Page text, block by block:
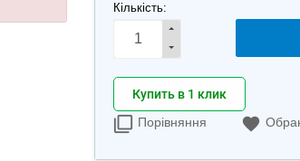
Кількість:
Купить в 1 клик
Порівняння